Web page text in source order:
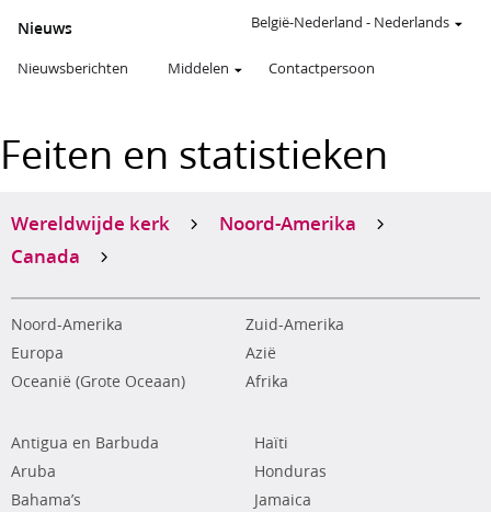
Nieuws
Nieuwsberichten Middelen Contactpersoon
België-Nederland - Nederlands
Feiten en statistieken
Wereldwijde kerk
Noord-Amerika
Canada
Noord-Amerika
Zuid-Amerika
Europa
Azië
Oceanië (Grote Oceaan)
Afrika
Antigua en Barbuda
Aruba
Bahama’s
Haïti
Honduras
Jamaica